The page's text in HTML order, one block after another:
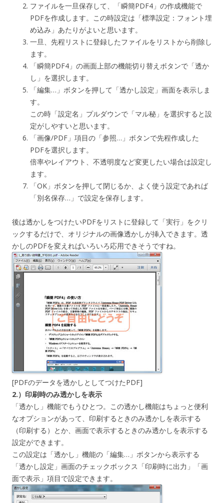
ファイルを一旦保存して、「瞬簡PDF4」の作成機能で
PDFを作成します。この時設定は「標準設定：フォント埋
め込み」あたりがよいと思います。
一旦、先程リストに登録したファイルをリストから削除し
ます。
「瞬簡PDF4」の画面上部の機能切り替えボタンで「透か
し」を選択します。
「編集…」ボタンを押して「透かし設定」画面を表示しま
す。
この時「設定名」プルダウンで「マル秘」を選択すると設
定がしやすいと思います。
「画像/PDF」項目の「参照…」ボタンで先程作成した
PDFを選択します。
倍率やレイアウト、不透明度など変更したい場合は設定し
ます。
「OK」ボタンを押して閉じるか、よく使う設定であれば
「別名保存…」で設定を保存します。
後は透かしをつけたいPDFをリストに登録して「実行」をクリ
ックするだけで、オリジナルの画像透かしが挿入できます。透
かしのPDFを変えればいろいろ応用できそうですね。
[PDFのデータを透かしとしてつけたPDF]
2.）印刷時のみ透かしを表示
「透かし」機能でもうひとつ。この透かし機能はちょっと便利
なオプションがあって、印刷するときのみ透かしを表示する
（印刷する）とか、画面で表示するときのみ透かしを表示する
設定ができます。
この設定は「透かし」機能の「編集…」ボタンから表示する
「透かし設定」画面のチェックボックス「印刷時に出力」「画
面で表示」項目で設定できます。